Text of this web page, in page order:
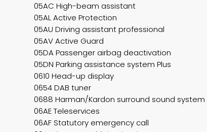
05AC High-beam assistant
05AL Active Protection
05AU Driving assistant professional
05AV Active Guard
05DA Passenger airbag deactivation
05DN Parking assistance system Plus
0610 Head-up display
0654 DAB tuner
0688 Harman/Kardon surround sound system
06AE Teleservices
06AF Statutory emergency call